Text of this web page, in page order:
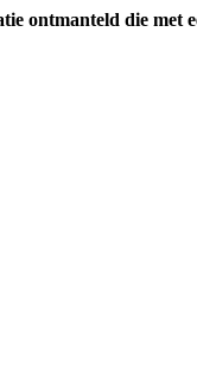
ontmanteld die met